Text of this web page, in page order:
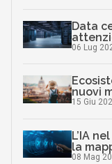
Data
06 Lug
nuovi
15 Giu
L’IA
la
08 Mag